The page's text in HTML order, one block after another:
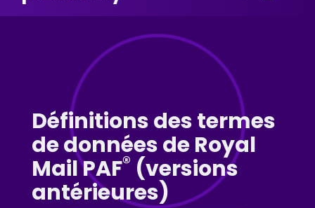
Définitions des termes
de données de Royal
Mail PAF® (versions
antérieures)